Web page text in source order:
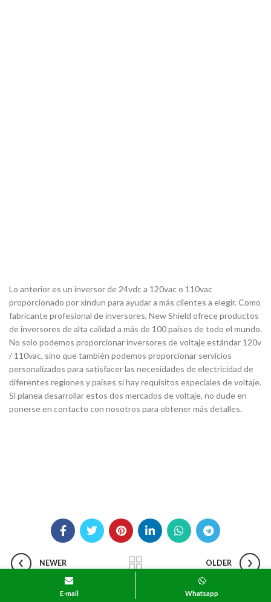
Lo anterior es un inversor de 24vdc a 120vac o 110vac
proporcionado por xindun para ayudar a más clientes a elegir. Como
fabricante profesional de inversores, New Shield ofrece productos
de inversores de alta calidad a más de 100 países de todo el mundo.
No solo podemos proporcionar inversores de voltaje estándar 120v
/ 110vac, sino que también podemos proporcionar servicios
personalizados para satisfacer las necesidades de electricidad de
diferentes regiones y países si hay requisitos especiales de voltaje.
Si planea desarrollar estos dos mercados de voltaje, no dude en
ponerse en contacto con nosotros para obtener más detalles.
NEWER OLDER
E-mail Whatsapp